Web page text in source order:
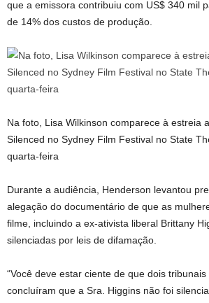
que a emissora contribuiu com US$ 340 mil
de 14% dos custos de produção.
Na foto, Lisa Wilkinson comparece à estreia
Silenced no Sydney Film Festival no State
quarta-feira
Durante a audiência, Henderson levantou
alegação do documentário de que as
filme, incluindo a ex-ativista liberal Brittany
silenciadas por leis de difamação.
“Você deve estar ciente de que dois
concluíram que a Sra. Higgins não foi